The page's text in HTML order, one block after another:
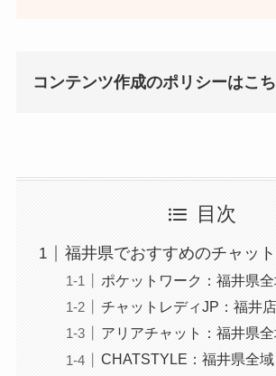
コンテンツ作成のポリシーはこ
目次
福井県でおすすめのチャッ
ポケットワーク：福井県全
チャットレディJP：福井店
アリアチャット：福井県全
CHATSTYLE：福井県全域